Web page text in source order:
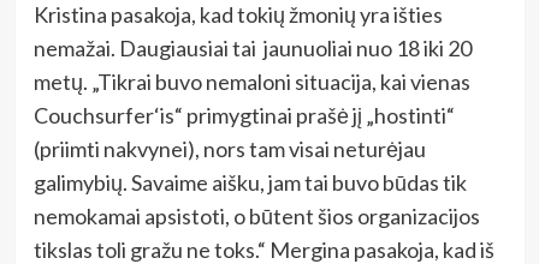
Kristina pasakoja, kad tokių žmonių yra išties
nemažai. Daugiausiai tai jaunuoliai nuo 18 iki 20
metų. „Tikrai buvo nemaloni situacija, kai vienas
Couchsurfer‘is“ primygtinai prašė jį „hostinti“
(priimti nakvynei), nors tam visai neturėjau
galimybių. Savaime aišku, jam tai buvo būdas tik
nemokamai apsistoti, o būtent šios organizacijos
tikslas toli gražu ne toks.“ Mergina pasakoja, kad iš